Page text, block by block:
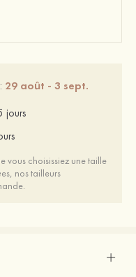
29 août - 3 sept.
jours
vous choisissiez une taille
nos tailleurs